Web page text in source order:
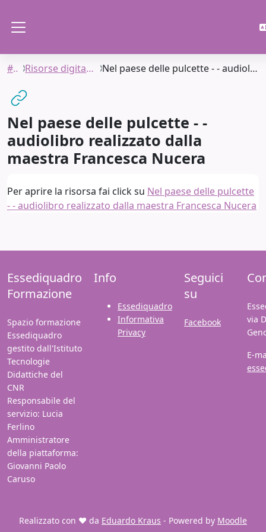
#SIAC Risorse digitali per l'apprendimento Nel paese delle pulcette - - audiolibro realizzato dalla maestra Francesca Nucera
Nel paese delle pulcette - -
audiolibro realizzato dalla
maestra Francesca Nucera
Per aprire la risorsa fai click su Nel paese delle pulcette
- - audiolibro realizzato dalla maestra Francesca Nucera
Essediquadro
Formazione
Spazio formazione
Essediquadro
gestito dall'Istituto
Tecnologie
Didattiche del
CNR
Responsabile del
servizio: Lucia
Ferlino
Amministratore
della piattaforma:
Giovanni Paolo
Caruso
Info
Essediquadro
Informativa
Privacy
Seguici
su
Facebook
via
E-
Realizzato con ❤️ da Eduardo Kraus - Powered by Moodle